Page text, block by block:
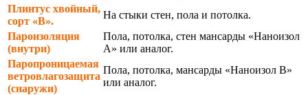
Плинтус хвойный,
сорт «В».
На стыки стен, пола и потолка.
Пароизоляция
(внутри)
Пола, потолка, стен мансарды «Наноизол
А» или аналог.
Паропроницаемая
ветровлагозащита
(снаружи)
Пола, потолка, мансарды «Наноизол В»
или аналог.